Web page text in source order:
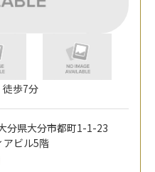
歩7分
分県大分市都町1-1-23
アビル5階